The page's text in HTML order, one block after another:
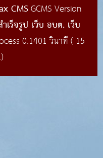
CMSGCMS Version
เร็จรูป เว็บ อบต. เว็บ
0.1401วินาที ( 15